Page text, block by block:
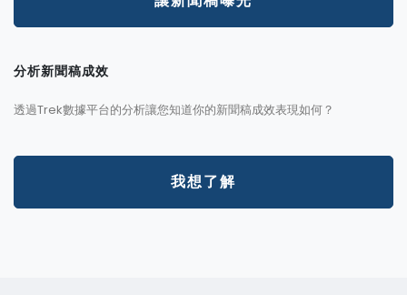
分析新聞稿成效
透過Trek數據平台的分析讓您知道你的新聞稿成效表現如何？
我想了解